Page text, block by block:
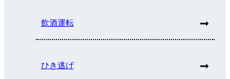
飲酒運転
ひき逃げ